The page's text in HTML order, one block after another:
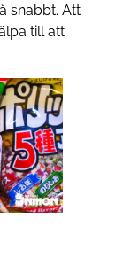
snabbt. Att
till att